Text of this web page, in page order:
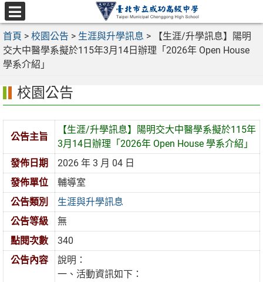
跳
至
主
要
內
選
單
首頁 > 校園公告 > 生涯與升學訊息 >
【生涯/升學訊息】陽明
交大中醫學系擬於115年3月14日辦理「2026年 Open House
學系介紹」
校園公告
公告主旨
【生涯/升學訊息】陽明交大中醫學系擬於115年
3月14日辦理「2026年 Open House 學系介紹」
發佈日期
2026 年 3 月 04 日
發佈單位
輔導室
公告類別
生涯與升學訊息
公告等級
無
點閱次數
340
公告內容
說明：
一、活動資訊如下：